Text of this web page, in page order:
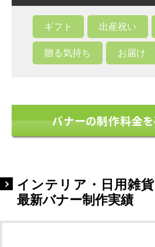
ギフト 出産祝い
贈る気持ち お届け
バナーの制作料金
インテリア・日用雑
最新バナー制作実績